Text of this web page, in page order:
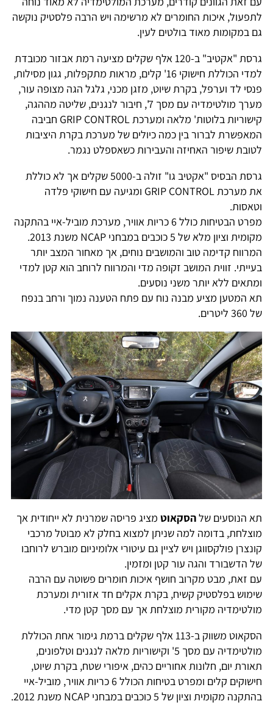
לתפעול, איכות החומרים לא מרשימה ויש הרבה פלסטיק נוקשה
גם במקומות מאוד בולטים לעין.
גרסת "אקטיב" ב-120 אלף שקלים מציעה רמת אבזור מכובדת
למדי הכוללת חישוקי 16' קלים, מראות מתקפלות, גגון מסילות,
פנסי לד וערפל, בקרת שיוט, מזגן מכני, גלגל הגה מצופה עור,
מערך מולטימדיה עם מסך 7', חיבור לנגנים, שליטה מההגה,
קישוריות בלוטות' מלאה ומערכת GRIP CONTROL חביבה
המאפשרת לברור בין כמה כיולים של מערכת בקרת היציבות
לטובת שיפור האחיזה והעבירות כשאספלט נגמר.
גרסת הבסיס "אקטיב גו" זולה ב-5000 שקלים אך לא כוללת
את מערכת GRIP CONTROL ומגיעה עם חישוקי פלדה
וטאסות.
מפרט הבטיחות כולל 6 כריות אוויר, מערכת מוביל-איי בהתקנה
מקומית וציון מלא של 5 כוכבים במבחני NCAP משנת 2013.
המרווח קדימה טוב והמושבים נוחים, אך מאחור המצב יותר
בעייתי. זווית המושב זקופה מדי והמרווח לרוחב הוא קטן למדי
ומתאים ללא יותר משני נוסעים.
תא המטען מציע מבנה נוח עם פתח הטענה נמוך ורחב בנפח
של 360 ליטרים.
תא הנוסעים שלהסקאוט מציג פריסה שמרנית לא ייחודית אך
מוצלחת, בדומה למה שניתן למצוא בחלק לא מבוטל מרכבי
קונצרן פולקסווגן ויש לציין גם עיטורי אלומיניום מוברש לרוחבו
של הדשבורד והגה עור קטן ומזמין.
עם זאת, מבט מקרוב חושף איכות חומרים פשוטה עם הרבה
שימוש בפלסטיק קשיח, בקרת אקלים חד אזורית ומערכת
מולטימדיה מקורית מוצלחת אך עם מסך קטן מדי.
הסקאוט משווק ב-113 אלף שקלים ברמת גימור אחת הכוללת
מולטימדיה עם מסך 5' וקישוריות מלאה לנגנים וטלפונים,
תאורת יום, חלונות אחוריים כהים, איפורי שטח, בקרת שיוט,
חישוקים קלים ומפרט בטיחות הכולל 6 כריות אוויר, מוביל-איי
בהתקנה מקומית וציון של 5 כוכבים במבחני NCAP משנת 2012.